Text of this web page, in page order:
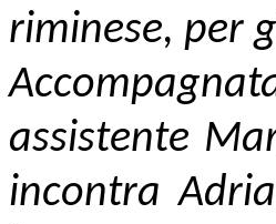
riminese, per
assistente
incontra